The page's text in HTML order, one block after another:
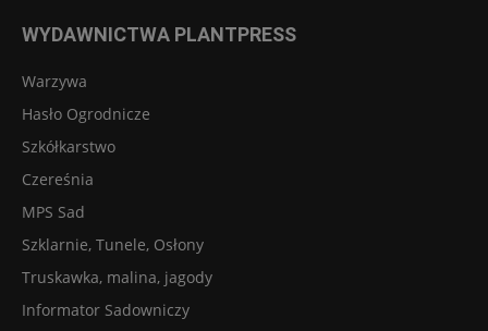
WYDAWNICTWA PLANTPRESS
Warzywa
Hasło Ogrodnicze
Szkółkarstwo
Czereśnia
MPS Sad
Szklarnie, Tunele, Osłony
Truskawka, malina, jagody
Informator Sadowniczy